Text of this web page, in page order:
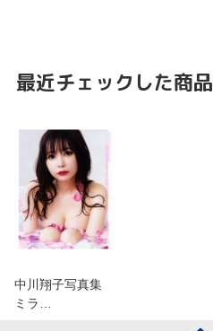
最近チェックした商品
中川翔子写真集
ミラ…